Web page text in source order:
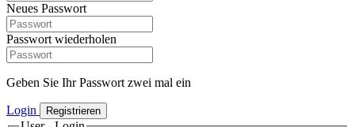
Neues Passwort
Passwort wiederholen
Geben Sie Ihr Passwort zwei mal ein
Login Registrieren